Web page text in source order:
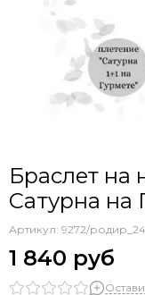
Браслет на
Сатурна на
Артикул: 9272/родир_24
1 840 руб